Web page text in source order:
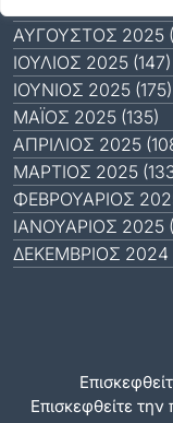
ΑΎΓΟΥΣΤΟΣ 2025
ΙΟΎΛΙΟΣ 2025 (147)
ΙΟΎΝΙΟΣ 2025 (175)
ΜΆΙΟΣ 2025 (135)
ΑΠΡΊΛΙΟΣ 2025
ΜΆΡΤΙΟΣ 2025
ΦΕΒΡΟΥΆΡΙΟΣ
ΙΑΝΟΥΆΡΙΟΣ 2025
ΔΕΚΈΜΒΡΙΟΣ 2024
Eπισκεφθείτε